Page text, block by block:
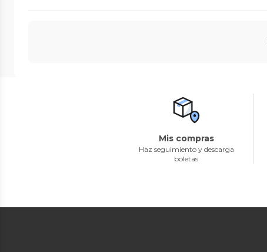
Mis compras
Haz seguimiento y descarga
boletas